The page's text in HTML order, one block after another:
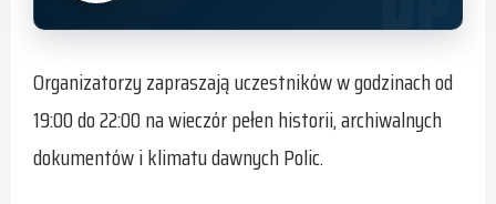
Organizatorzy zapraszają uczestników w godzinach od
19:00 do 22:00 na wieczór pełen historii, archiwalnych
dokumentów i klimatu dawnych Polic.